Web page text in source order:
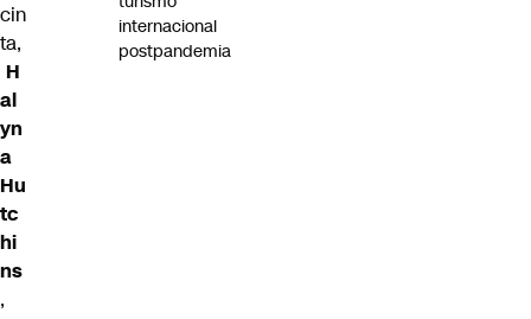
cin
ta,
H
al
yn
a
Hu
tc
hi
ns
,
internacional
postpandemia